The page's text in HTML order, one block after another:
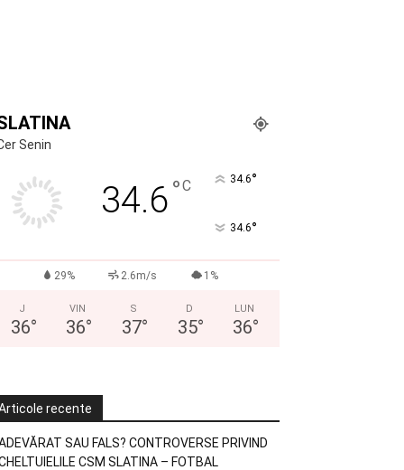
Senin
34.6°C 34.6°
34.6°
29% 2.6m/s 1%
J
36°
VIN
36°
S
37°
D
35°
LUN
36°
recente
SAU FALS? CONTROVERSE PRIVIND
CSM SLATINA – FOTBAL